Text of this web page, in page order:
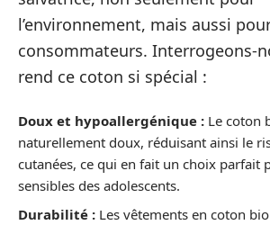
l’environnement, mais aussi
consommateurs. Interrogeons-
rend ce coton si spécial :
Doux et hypoallergénique : Le coton
naturellement doux, réduisant ainsi le
cutanées, ce qui en fait un choix parfait
sensibles des adolescents.
Durabilité : Les vêtements en coton